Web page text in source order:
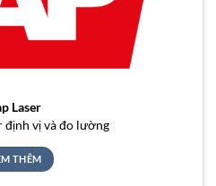
Laser
định vị và đo lường
THÊM